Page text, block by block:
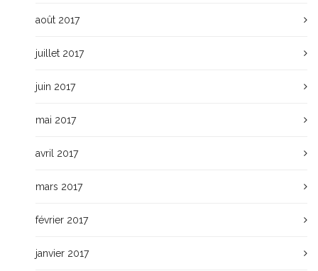
août 2017
juillet 2017
juin 2017
mai 2017
avril 2017
mars 2017
février 2017
janvier 2017